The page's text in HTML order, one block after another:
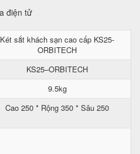
Két sắt khách sạn cao cấp KS25-
ORBITECH
KS25–ORBITECH
9.5kg
Cao 250 * Rộng 350 * Sâu 250